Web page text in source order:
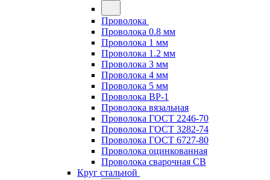
Проволока
Проволока 0.8 мм
Проволока 1 мм
Проволока 1.2 мм
Проволока 3 мм
Проволока 4 мм
Проволока 5 мм
Проволока ВР-1
Проволока вязальная
Проволока ГОСТ 2246-70
Проволока ГОСТ 3282-74
Проволока ГОСТ 6727-80
Проволока оцинкованная
Проволока сварочная СВ
Круг стальной